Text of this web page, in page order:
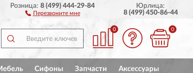
ДОСТАВИМ ПО ВСЕЙ РОССИИ
Розница:8 (499) 444-29-84
Перезвоните мне
Юрлица:
8 (499) 450-86-44
0 0
Сифоны Запчасти Аксессуары